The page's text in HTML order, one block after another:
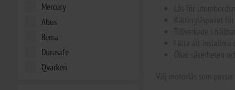
Mercury
Abus
Bema
Durasafe
Qvarken